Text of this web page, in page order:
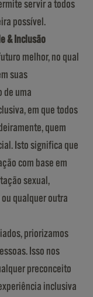
servir a todos
possível.
& Inclusão
melhor, no qual
suas
de uma
em que todos
quem
Isto significa que
com base em
sexual,
qualquer outra
priorizamos
Isso nos
preconceito
inclusiva